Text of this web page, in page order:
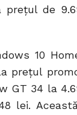
prețul de
10
prețul
GT 34 la
lei.